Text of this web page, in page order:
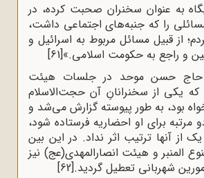
به عنوان سخنران صحبت کرده، در
را که جنبه‌های اجتماعی داشت،
از قبیل مسائل مربوط به اسرائیل و
و راجع به حکومت اسلامی.»[61]
حاج حسن موحد در جلسات هیئت
که یکی از سخنرانانِ آن حجت‌الاسلام
بود، به طور پیوسته گزارش می‌شد و
برای او احضاریه فرستاده شود،
از آنها ترتیب اثر نداد. در این بین
المنبر و هیئت انصارالمهدی(عج) نیز
شهربانی تعطیل گردید.[62]